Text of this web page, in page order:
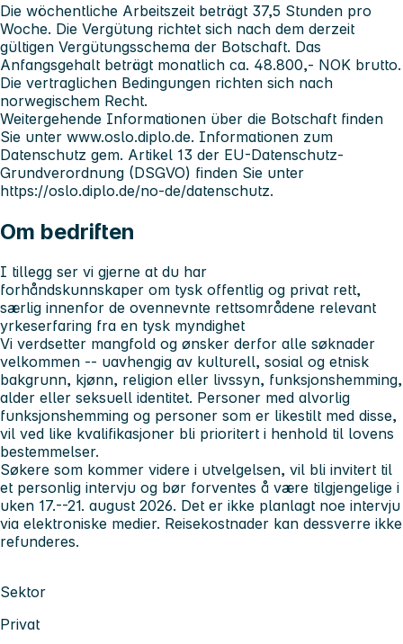
Die wöchentliche Arbeitszeit beträgt 37,5 Stunden pro
Woche. Die Vergütung richtet sich nach dem derzeit
gültigen Vergütungsschema der Botschaft. Das
Anfangsgehalt beträgt monatlich ca. 48.800,- NOK brutto.
Die vertraglichen Bedingungen richten sich nach
norwegischem Recht.
Weitergehende Informationen über die Botschaft finden
Sie unter www.oslo.diplo.de. Informationen zum
Datenschutz gem. Artikel 13 der EU-Datenschutz-
Grundverordnung (DSGVO) finden Sie unter
https://oslo.diplo.de/no-de/datenschutz.
Om bedriften
I tillegg ser vi gjerne at du har
forhåndskunnskaper om tysk offentlig og privat rett,
særlig innenfor de ovennevnte rettsområdene relevant
yrkeserfaring fra en tysk myndighet
Vi verdsetter mangfold og ønsker derfor alle søknader
velkommen -- uavhengig av kulturell, sosial og etnisk
bakgrunn, kjønn, religion eller livssyn, funksjonshemming,
alder eller seksuell identitet. Personer med alvorlig
funksjonshemming og personer som er likestilt med disse,
vil ved like kvalifikasjoner bli prioritert i henhold til lovens
bestemmelser.
Søkere som kommer videre i utvelgelsen, vil bli invitert til
et personlig intervju og bør forventes å være tilgjengelige i
uken 17.--21. august 2026. Det er ikke planlagt noe intervju
via elektroniske medier. Reisekostnader kan dessverre ikke
refunderes.
Sektor
Privat